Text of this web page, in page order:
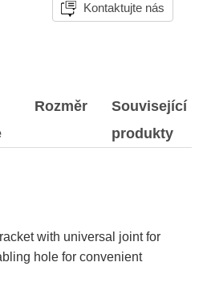
Kontaktujte nás
Rozměr
Související
produkty
with universal joint for
hole for convenient